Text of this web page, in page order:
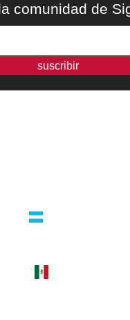
comunidad de
suscribir
argentina